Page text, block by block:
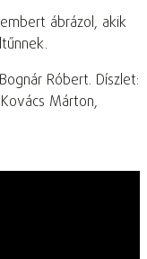
ábrázol, akik
Róbert. Díszlet:
Márton,